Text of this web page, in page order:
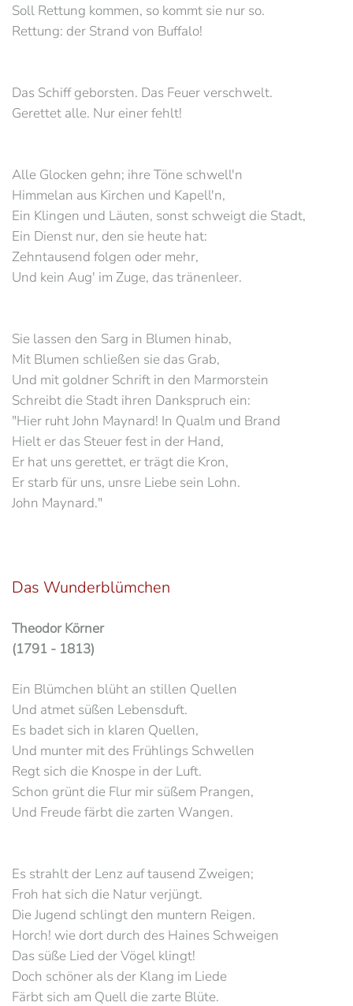
Soll Rettung kommen, so kommt sie nur so.
Rettung: der Strand von Buffalo!
Das Schiff geborsten. Das Feuer verschwelt.
Gerettet alle. Nur einer fehlt!
Alle Glocken gehn; ihre Töne schwell'n
Himmelan aus Kirchen und Kapell'n,
Ein Klingen und Läuten, sonst schweigt die Stadt,
Ein Dienst nur, den sie heute hat:
Zehntausend folgen oder mehr,
Und kein Aug' im Zuge, das tränenleer.
Sie lassen den Sarg in Blumen hinab,
Mit Blumen schließen sie das Grab,
Und mit goldner Schrift in den Marmorstein
Schreibt die Stadt ihren Dankspruch ein:
"Hier ruht John Maynard! In Qualm und Brand
Hielt er das Steuer fest in der Hand,
Er hat uns gerettet, er trägt die Kron,
Er starb für uns, unsre Liebe sein Lohn.
John Maynard."
Das Wunderblümchen
Theodor Körner
(1791 - 1813)
Ein Blümchen blüht an stillen Quellen
Und atmet süßen Lebensduft.
Es badet sich in klaren Quellen,
Und munter mit des Frühlings Schwellen
Regt sich die Knospe in der Luft.
Schon grünt die Flur mir süßem Prangen,
Und Freude färbt die zarten Wangen.
Es strahlt der Lenz auf tausend Zweigen;
Froh hat sich die Natur verjüngt.
Die Jugend schlingt den muntern Reigen.
Horch! wie dort durch des Haines Schweigen
Das süße Lied der Vögel klingt!
Doch schöner als der Klang im Liede
Färbt sich am Quell die zarte Blüte.